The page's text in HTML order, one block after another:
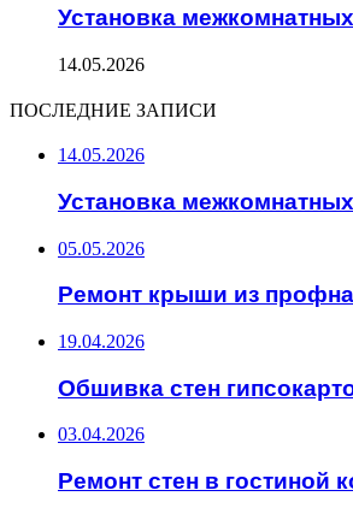
Установка
14.05.2026
ПОСЛЕДНИЕ ЗАПИСИ
14.05.2026
Установка
05.05.2026
Ремонт крыши из
19.04.2026
Обшивка стен
03.04.2026
Ремонт стен в гостиной